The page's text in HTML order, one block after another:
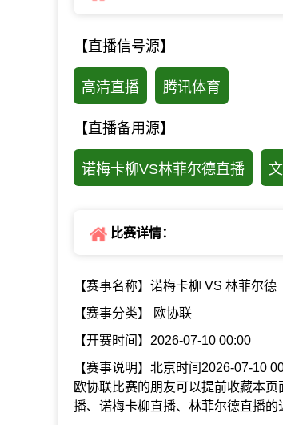
【直播信号源】
高清直播 腾讯体育
【直播备用源】
诺梅卡柳VS林菲尔德直播
比赛详情：
【赛事名称】诺梅卡柳 VS 林菲尔德
【赛事分类】 欧协联
【开赛时间】2026-07-10 00:00
【赛事说明】北京时间2026-07-10
欧协联比赛的朋友可以提前收藏本
播、诺梅卡柳直播、林菲尔德直播的